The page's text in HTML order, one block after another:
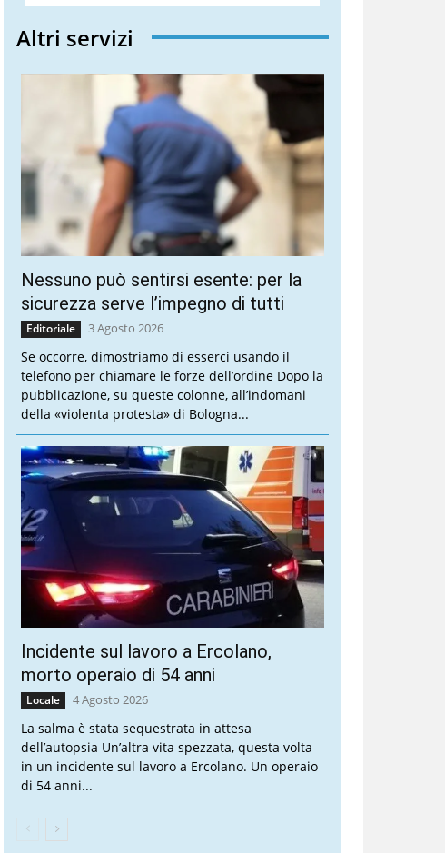
Altri servizi
Nessuno può sentirsi esente: per la
sicurezza serve l’impegno di tutti
Editoriale 3 Agosto 2026
Se occorre, dimostriamo di esserci usando il
telefono per chiamare le forze dell’ordine Dopo la
pubblicazione, su queste colonne, all’indomani
della «violenta protesta» di Bologna...
Incidente sul lavoro a Ercolano,
morto operaio di 54 anni
Locale 4 Agosto 2026
La salma è stata sequestrata in attesa
dell’autopsia Un’altra vita spezzata, questa volta
in un incidente sul lavoro a Ercolano. Un operaio
di 54 anni...